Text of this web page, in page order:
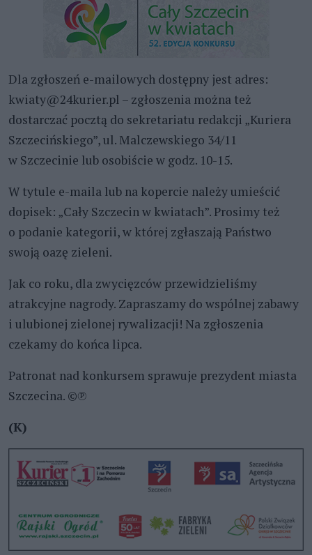
Dla zgłoszeń e-mailowych dostępny jest adres:
kwiaty@24kurier.pl – zgłoszenia można też
dostarczać pocztą do sekretariatu redakcji „Kuriera
Szczecińskiego”, ul. Malczewskiego 34/11
w Szczecinie lub osobiście w godz. 10-15.
W tytule e-maila lub na kopercie należy umieścić
dopisek: „Cały Szczecin w kwiatach”. Prosimy też
o podanie kategorii, w której zgłaszają Państwo
swoją oazę zieleni.
Jak co roku, dla zwycięzców przewidzieliśmy
atrakcyjne nagrody. Zapraszamy do wspólnej zabawy
i ulubionej zielonej rywalizacji! Na zgłoszenia
czekamy do końca lipca.
Patronat nad konkursem sprawuje prezydent miasta
Szczecina. ©℗
(K)